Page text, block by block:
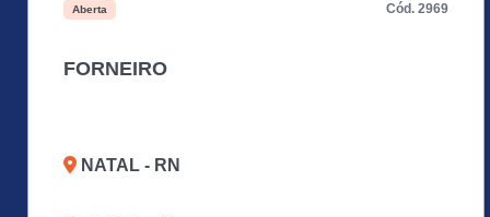
Aberta Cód. 2969
FORNEIRO
NATAL - RN